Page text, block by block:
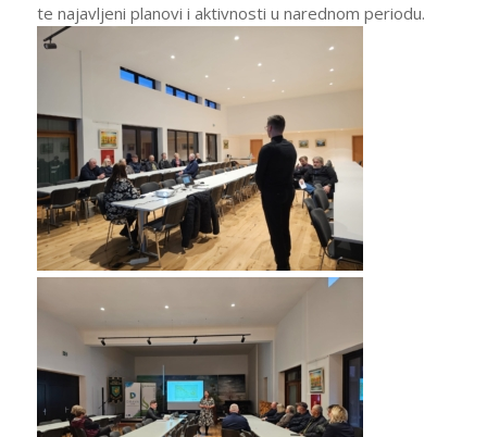
te najavljeni planovi i aktivnosti u narednom periodu.